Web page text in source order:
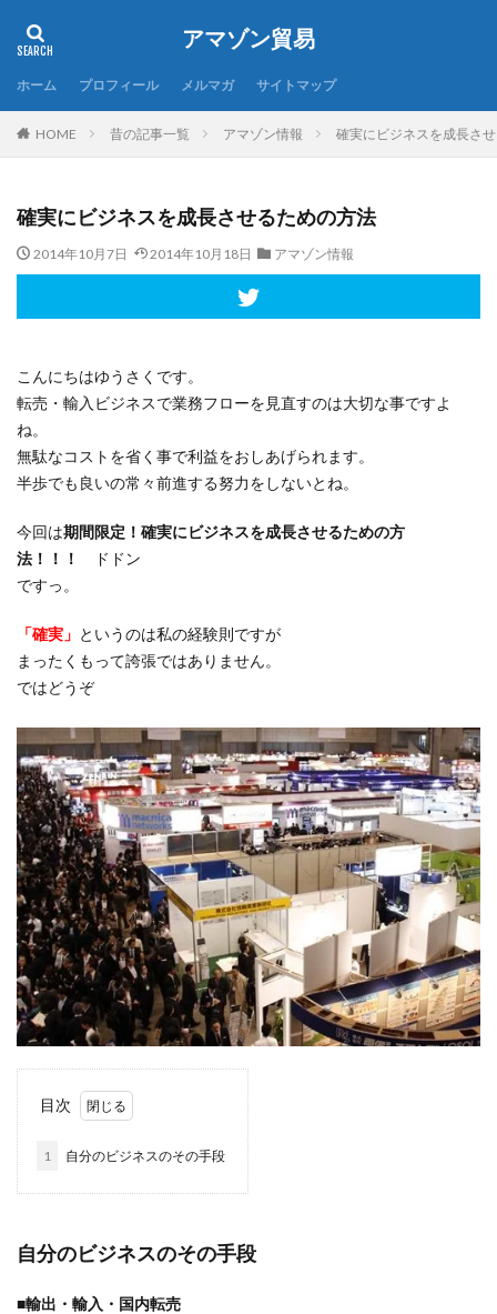
アマゾン貿易
ホーム プロフィール メルマガ サイトマップ
HOME 昔の記事一覧 アマゾン情報 確実にビジネスを成長さ
確実にビジネスを成長させるための方法
2014年10月7日 2014年10月18日 アマゾン情報
こんにちはゆうさくです。
転売・輸入ビジネスで業務フローを見直すのは大切な事ですよ
ね。
無駄なコストを省く事で利益をおしあげられます。
半歩でも良いの常々前進する努力をしないとね。
今回は期間限定！確実にビジネスを成長させるための方
法！！！
ドドン
ですっ。
「確実」 というのは私の経験則ですが
まったくもって誇張ではありません。
ではどうぞ
目次
1 自分のビジネスのその手段
自分のビジネスのその手段
■輸出・輸入・国内転売